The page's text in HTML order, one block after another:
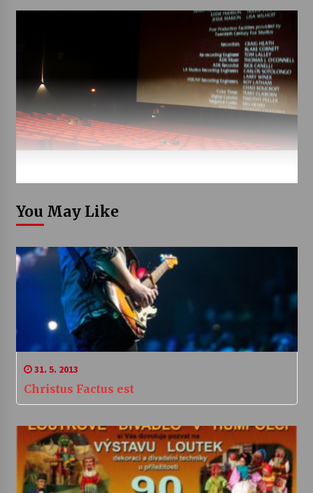
You May Like
31. 5. 2013
Christus Factus est